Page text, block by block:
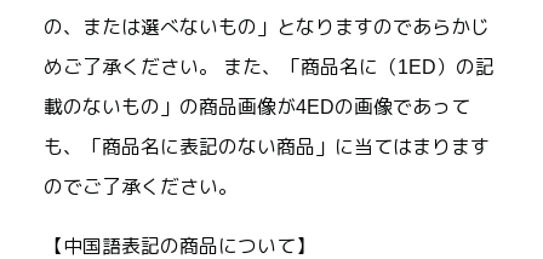
の、または選べないもの」となりますのであらかじ
めご了承ください。 また、「商品名に（1ED）の記
載のないもの」の商品画像が4EDの画像であって
も、「商品名に表記のない商品」に当てはまります
のでご了承ください。
【中国語表記の商品について】